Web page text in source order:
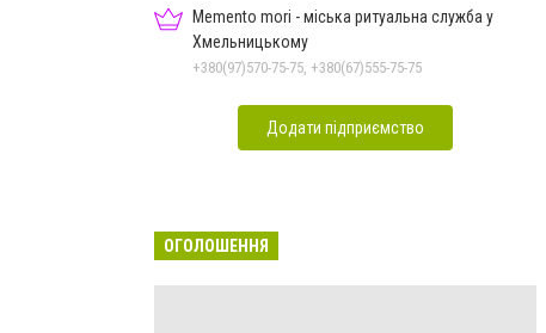
Memento mori - міська ритуальна служба у
Хмельницькому
+380(97)570-75-75, +380(67)555-75-75
Додати підприємство
ОГОЛОШЕННЯ